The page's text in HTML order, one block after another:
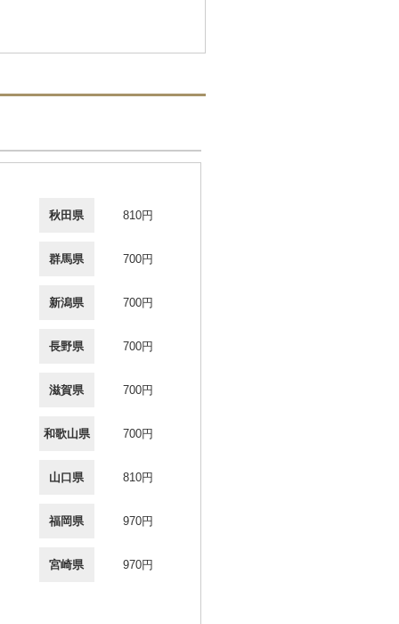
秋田県 810円
群馬県 700円
新潟県 700円
長野県 700円
滋賀県 700円
和歌山県 700円
山口県 810円
福岡県 970円
宮崎県 970円